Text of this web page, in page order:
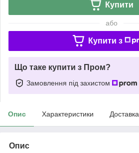
Купити
або
Купити з
Що таке купити з Пром?
Замовлення під захистом
Опис Характеристики Доставка
Опис